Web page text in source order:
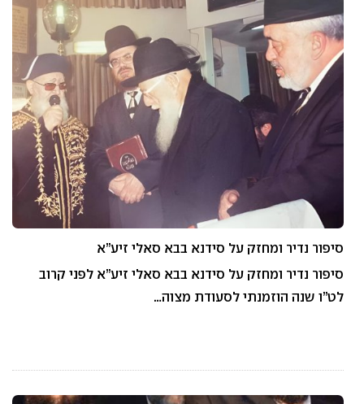
סיפור נדיר ומחזק על סידנא בבא סאלי זיע”א
סיפור נדיר ומחזק על סידנא בבא סאלי זיע”א לפני קרוב
לט”ו שנה הוזמנתי לסעודת מצוה…